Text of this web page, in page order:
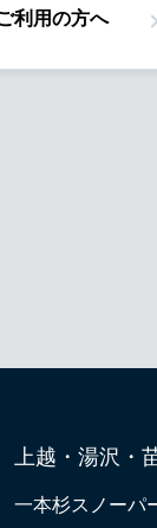
利用の方へ
上越・湯沢・
一本杉スノーパ